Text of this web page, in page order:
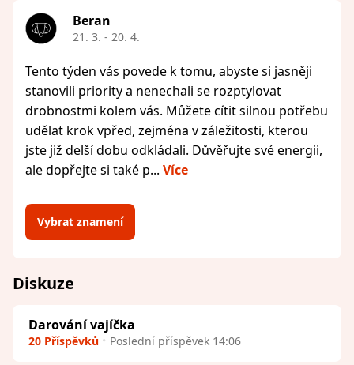
Beran
21. 3. - 20. 4.
Tento týden vás povede k tomu, abyste si jasněji
stanovili priority a nenechali se rozptylovat
drobnostmi kolem vás. Můžete cítit silnou potřebu
udělat krok vpřed, zejména v záležitosti, kterou
jste již delší dobu odkládali. Důvěřujte své energii,
ale dopřejte si také p... Více
Vybrat znamení
Diskuze
Darování vajíčka
20 Příspěvků Poslední příspěvek 14:06